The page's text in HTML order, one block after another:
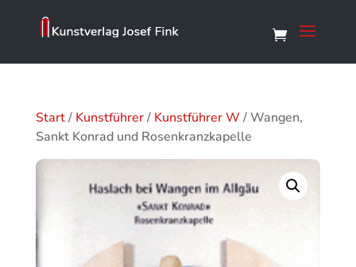
Start/ Kunstführer/ Kunstführer W / Wangen,
Sankt Konrad und Rosenkranzkapelle